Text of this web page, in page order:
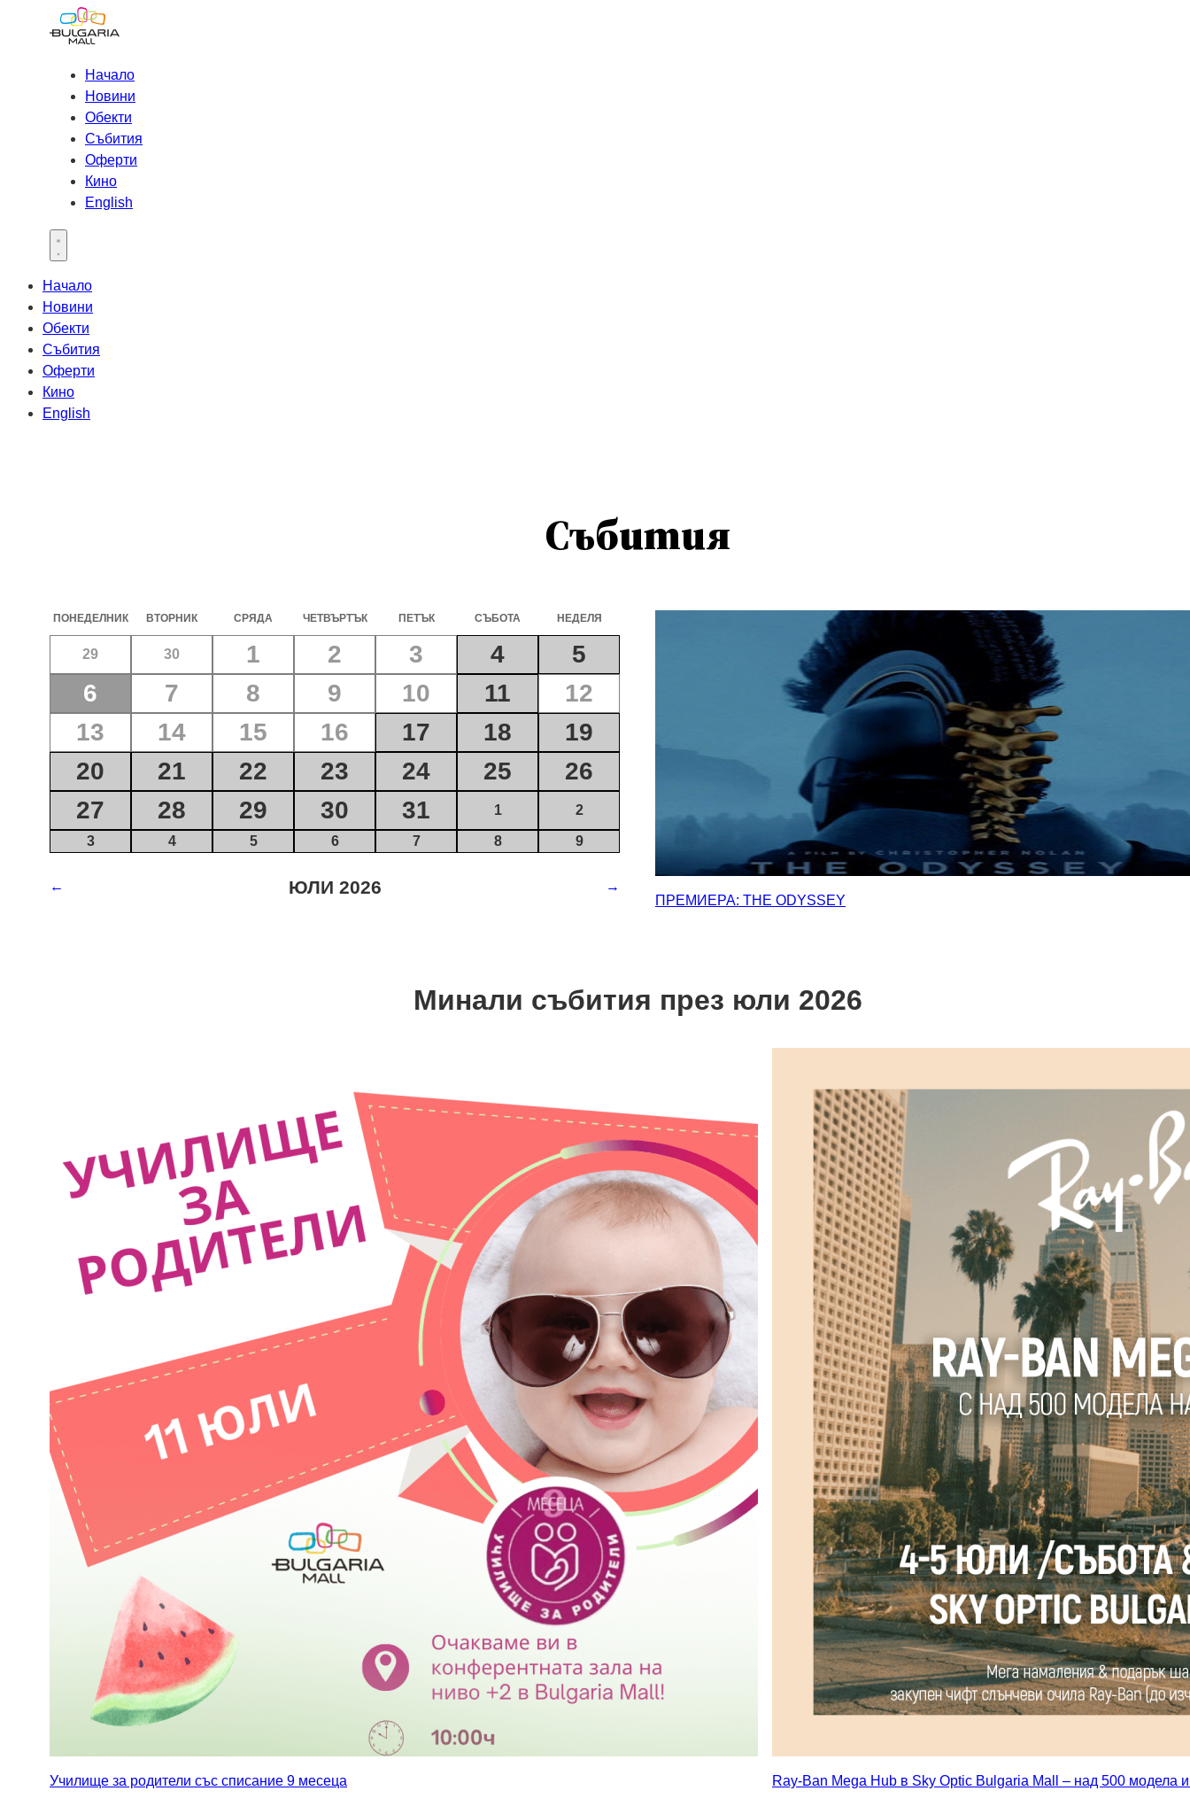
Начало
Новини
Обекти
Събития
Оферти
Кино
English
Open main menu
Начало
Новини
Обекти
Събития
Оферти
Кино
English
Събития
ПОНЕДЕЛНИК ВТОРНИК СРЯДА ЧЕТВЪРТЪК ПЕТЪК СЪБОТА НЕДЕЛЯ
29 30 1 2 3 4
5
6
7 8 9 10 11
12
13
14 15 16 17 18
19
20
21 22 23 24 25
26
27
28 29 30 31 1 2
3 4 5 6 7 8 9
← ЮЛИ 2026
→
ПРЕМИЕРА: THE ODYSSEY
Минали събития през юли 2026
Училище за родители със списание 9 месеца Ray-Ban Mega Hub в Sky Optic Bulgaria Mall – над 500 модела